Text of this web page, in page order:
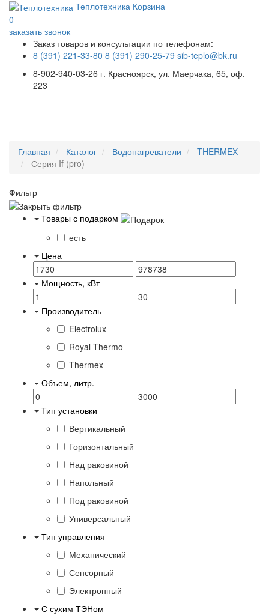
Теплотехника Корзина
0
заказать звонок
Заказ товаров и консультации по телефонам:
8 (391) 221-33-80 8 (391) 290-25-79 sib-teplo@bk.ru
8-902-940-03-26 г. Красноярск, ул. Маерчака, 65, оф.
223
Главная Каталог Водонагреватели
THERMEX
Серия If (pro)
Фильтр
Товары с подарком
есть
Цена
Мощность, кВт
Производитель
Electrolux
Royal Thermo
Thermex
Объем, литр.
Тип установки
Вертикальный
Горизонтальный
Над раковиной
Напольный
Под раковиной
Универсальный
Тип управления
Механический
Сенсорный
Электронный
С сухим ТЭНом